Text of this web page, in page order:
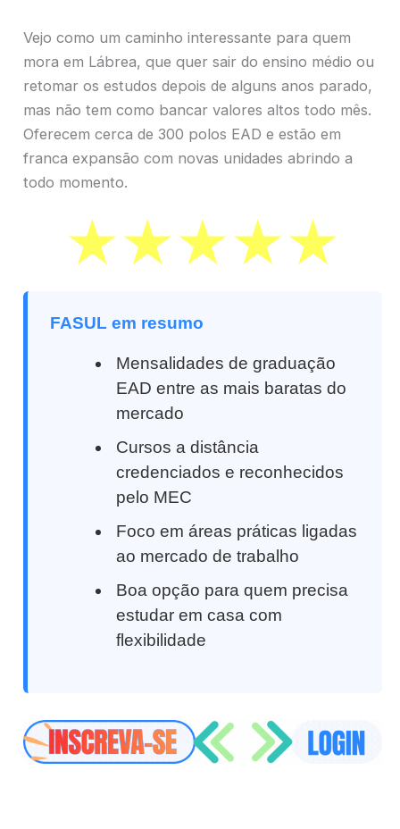
Vejo como um caminho interessante para quem
mora em Lábrea, que quer sair do ensino médio ou
retomar os estudos depois de alguns anos parado,
mas não tem como bancar valores altos todo mês.
Oferecem cerca de 300 polos EAD e estão em
franca expansão com novas unidades abrindo a
todo momento.
FASUL em resumo
Mensalidades de graduação
EAD entre as mais baratas do
mercado
Cursos a distância
credenciados e reconhecidos
pelo MEC
Foco em áreas práticas ligadas
ao mercado de trabalho
Boa opção para quem precisa
estudar em casa com
flexibilidade